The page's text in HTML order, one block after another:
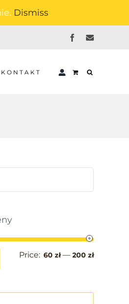
FacebookEmail
KONTAKT
Price: 60 zł— 200 zł
Dismiss